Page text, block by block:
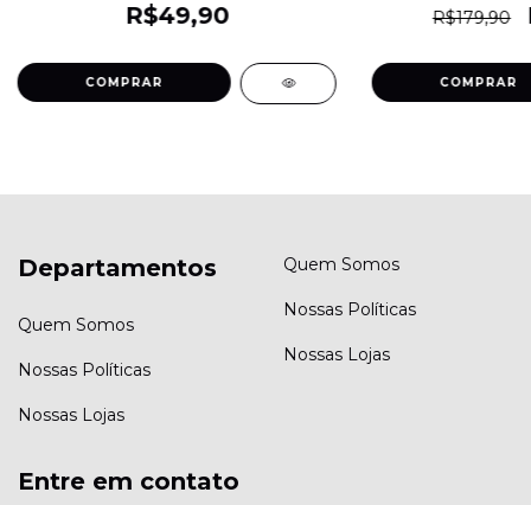
R$49,90
COMPRAR
R$179,90
COMPRAR
Departamentos
Quem Somos
Nossas Políticas
Nossas Lojas
Quem Somos
Nossas Políticas
Nossas Lojas
Entre em contato